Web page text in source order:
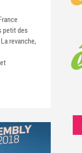
petit des
revanche,